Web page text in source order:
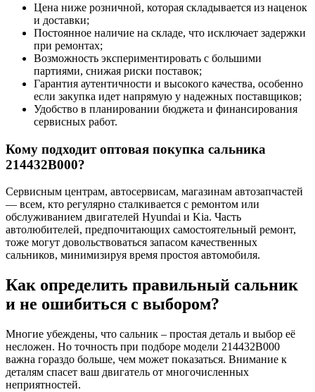
Цена ниже розничной, которая складывается из наценок
и доставки;
Постоянное наличие на складе, что исключает задержки
при ремонтах;
Возможность экспериментировать с большими
партиями, снижая риски поставок;
Гарантия аутентичности и высокого качества, особенно
если закупка идет напрямую у надежных поставщиков;
Удобство в планировании бюджета и финансирования
сервисных работ.
Кому подходит оптовая покупка сальника
214432B000?
Сервисным центрам, автосервисам, магазинам автозапчастей
— всем, кто регулярно сталкивается с ремонтом или
обслуживанием двигателей Hyundai и Kia. Часть
автолюбителей, предпочитающих самостоятельный ремонт,
тоже могут довольствоваться запасом качественных
сальников, минимизируя время простоя автомобиля.
Как определить правильный сальник
и не ошибиться с выбором?
Многие убеждены, что сальник – простая деталь и выбор её
несложен. Но точность при подборе модели 214432B000
важна гораздо больше, чем может показаться. Внимание к
деталям спасет ваш двигатель от многочисленных
неприятностей.